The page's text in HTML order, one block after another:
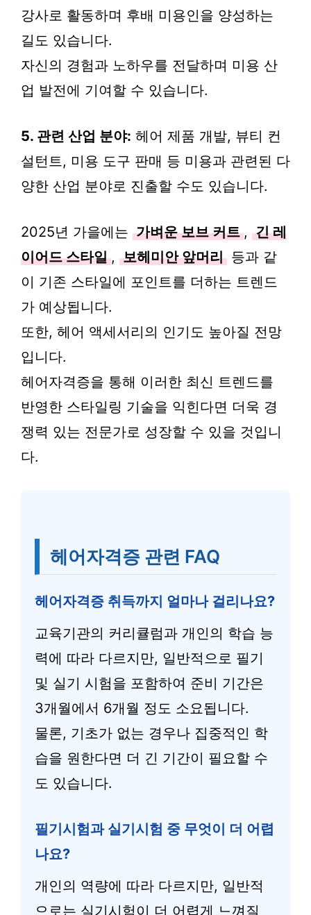
강사로 활동하며 후배 미용인을 양성하는
길도 있습니다.
자신의 경험과 노하우를 전달하며 미용 산
업 발전에 기여할 수 있습니다.
5. 관련 산업 분야: 헤어 제품 개발, 뷰티 컨
설턴트, 미용 도구 판매 등 미용과 관련된 다
양한 산업 분야로 진출할 수도 있습니다.
2025년 가을에는 가벼운 보브 커트 , 긴 레
이어드 스타일 , 보헤미안 앞머리 등과 같
이 기존 스타일에 포인트를 더하는 트렌드
가 예상됩니다.
또한, 헤어 액세서리의 인기도 높아질 전망
입니다.
헤어자격증을 통해 이러한 최신 트렌드를
반영한 스타일링 기술을 익힌다면 더욱 경
쟁력 있는 전문가로 성장할 수 있을 것입니
다.
헤어자격증 관련 FAQ
헤어자격증 취득까지 얼마나 걸리나요?
교육기관의 커리큘럼과 개인의 학습 능
력에 따라 다르지만, 일반적으로 필기
및 실기 시험을 포함하여 준비 기간은
3개월에서 6개월 정도 소요됩니다.
물론, 기초가 없는 경우나 집중적인 학
습을 원한다면 더 긴 기간이 필요할 수
도 있습니다.
필기시험과 실기시험 중 무엇이 더 어렵
나요?
개인의 역량에 따라 다르지만, 일반적
으로는 실기시험이 더 어렵게 느껴질